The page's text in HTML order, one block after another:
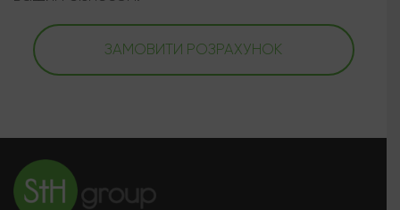
ЗАМОВИТИ РОЗРАХУНОК